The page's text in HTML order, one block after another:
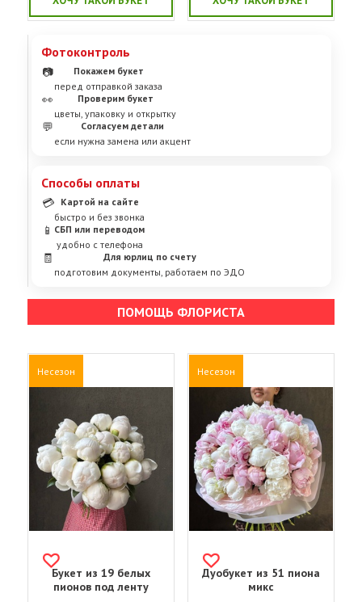
Фотоконтроль
📷
Покажем букет
перед отправкой заказа
👀
Проверим букет
цветы, упаковку и открытку
💬
Согласуем детали
если нужна замена или акцент
Способы оплаты
💳
Картой на сайте
быстро и без звонка
📱 СБП или переводом
удобно с телефона
🧾
Для юрлиц по счету
подготовим документы, работаем по ЭДО
ПОМОЩЬ ФЛОРИСТА
Несезон
Букет из 19 белых
пионов под ленту
Несезон
Дуобукет из 51 пиона
микс